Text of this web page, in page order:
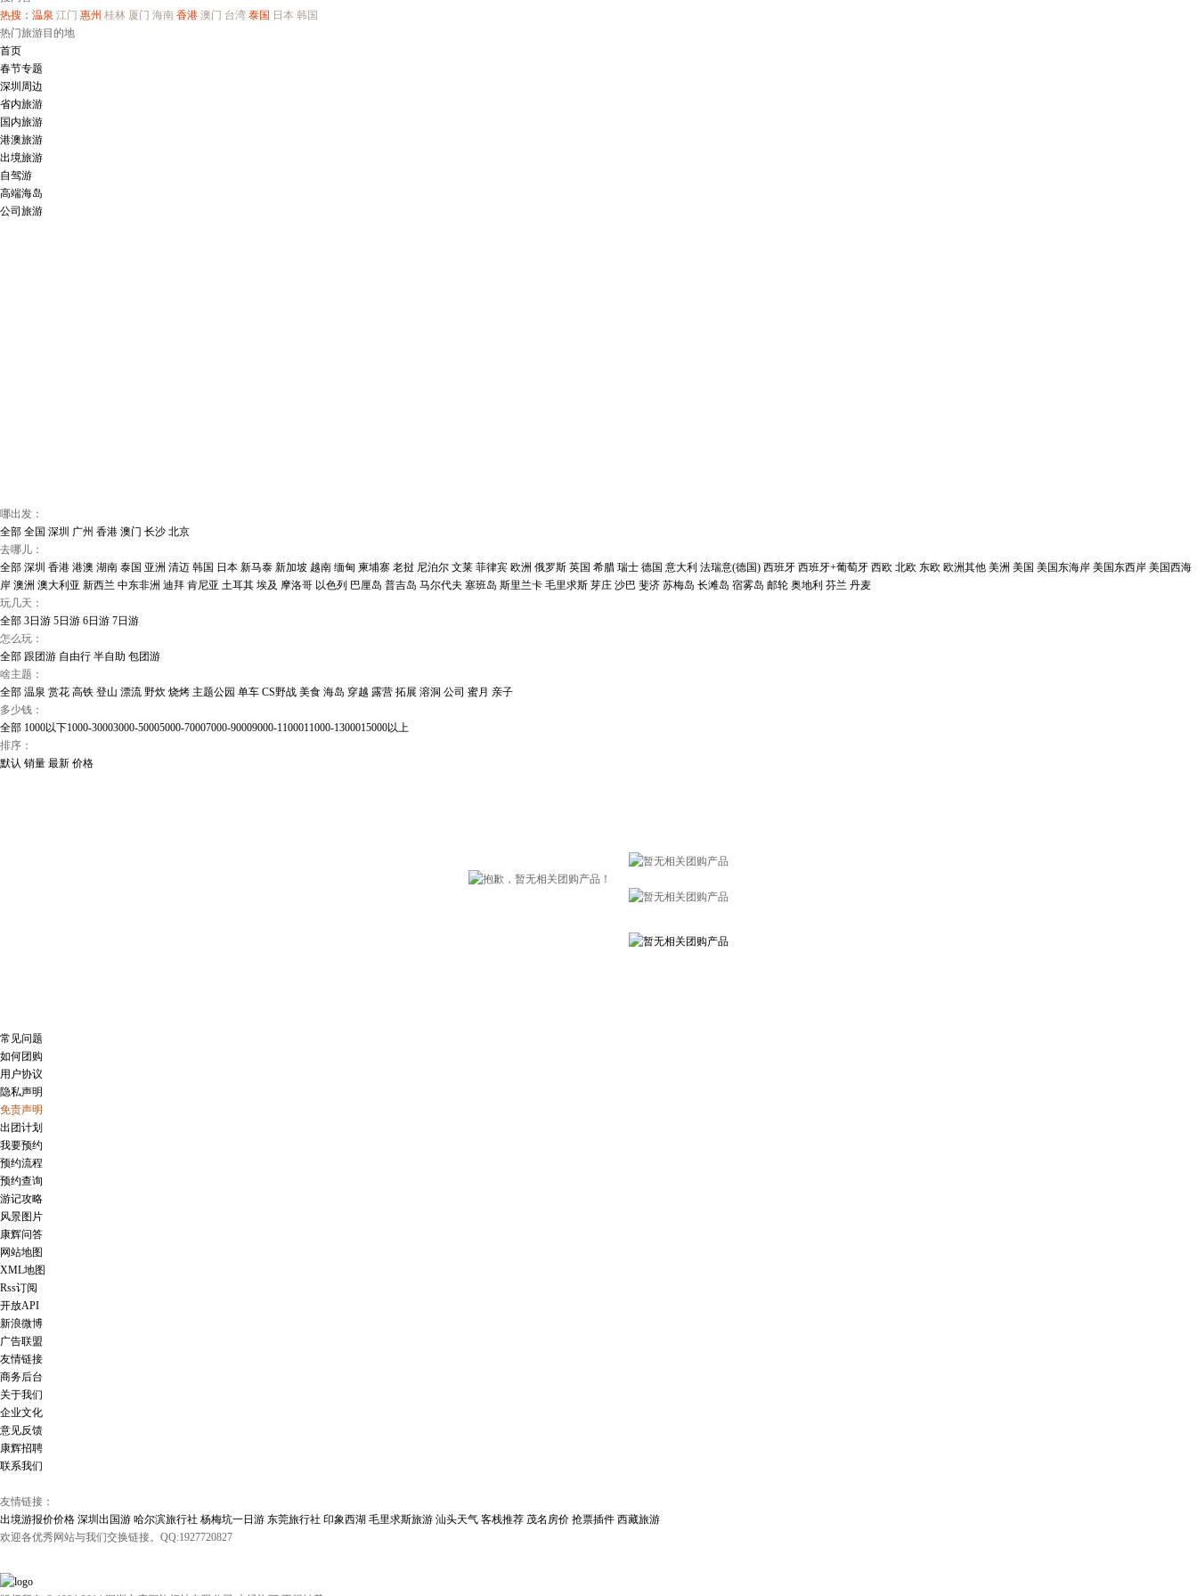
热搜： 温泉 江门 惠州 桂林 厦门 海南 香港 澳门 台湾 泰国 日本 韩国
热门旅游目的地
首页
春节专题
深圳周边
省内旅游
国内旅游
港澳旅游
出境旅游
自驾游
高端海岛
公司旅游
哪出发：
全部 全国 深圳 广州 香港 澳门 长沙 北京
去哪儿：
全部 深圳 香港 港澳 湖南 泰国 亚洲 清迈 韩国 日本 新马泰 新加坡 越南 缅甸 柬埔寨 老挝 尼泊尔 文莱 菲律宾 欧洲 俄罗斯 英国 希腊 瑞士 德国 意大利 法瑞意(德国) 西班牙 西班牙+葡萄牙 西欧 北欧 东欧 欧洲其他 美洲 美国 美国东海岸 美国东西岸 美国西海
岸 澳洲 澳大利亚 新西兰 中东非洲 迪拜 肯尼亚 土耳其 埃及 摩洛哥 以色列 巴厘岛 普吉岛 马尔代夫 塞班岛 斯里兰卡 毛里求斯 芽庄 沙巴 斐济 苏梅岛 长滩岛 宿雾岛 邮轮 奥地利 芬兰 丹麦
玩几天：
全部 3日游 5日游 6日游 7日游
怎么玩：
全部 跟团游 自由行 半自助 包团游
啥主题：
全部 温泉 赏花 高铁 登山 漂流 野炊 烧烤 主题公园 单车 CS野战 美食 海岛 穿越 露营 拓展 溶洞 公司 蜜月 亲子
多少钱：
全部 1000以下1000-30003000-50005000-70007000-90009000-1100011000-1300015000以上
排序：
默认 销量 最新 价格
常见问题
如何团购
用户协议
隐私声明
免责声明
出团计划
我要预约
预约流程
预约查询
游记攻略
风景图片
康辉问答
网站地图
XML地图
Rss订阅
开放API
新浪微博
广告联盟
友情链接
商务后台
关于我们
企业文化
意见反馈
康辉招聘
联系我们
友情链接：
出境游报价价格 深圳出国游 哈尔滨旅行社 杨梅坑一日游 东莞旅行社 印象西湖 毛里求斯旅游 汕头天气 客栈推荐 茂名房价 抢票插件 西藏旅游
欢迎各优秀网站与我们交换链接。QQ:1927720827